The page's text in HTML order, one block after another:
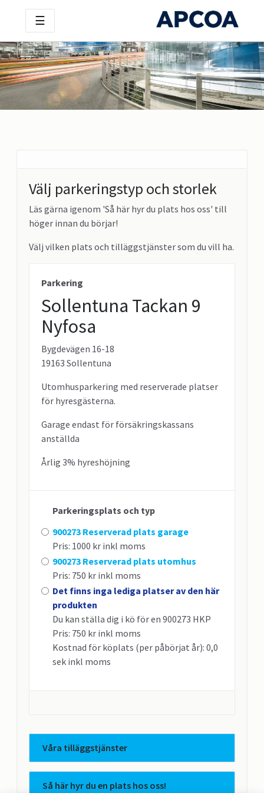
☰
Välj parkeringstyp och storlek
Läs gärna igenom 'Så här hyr du plats hos oss' till
höger innan du börjar!
Välj vilken plats och tilläggstjänster som du vill ha.
Parkering
Sollentuna Tackan 9
Nyfosa
Bygdevägen 16-18
19163 Sollentuna
Utomhusparkering med reserverade platser
för hyresgästerna.
Garage endast för försäkringskassans
anställda
Årlig 3% hyreshöjning
Parkeringsplats och typ
900273 Reserverad plats garage
Pris: 1000 kr inkl moms
900273 Reserverad plats utomhus
Pris: 750 kr inkl moms
Det finns inga lediga platser av den här
produkten
Du kan ställa dig i kö för en 900273 HKP
Pris: 750 kr inkl moms
Kostnad för köplats (per påbörjat år): 0,0
sek inkl moms
Våra tilläggstjänster
Så här hyr du en plats hos oss!